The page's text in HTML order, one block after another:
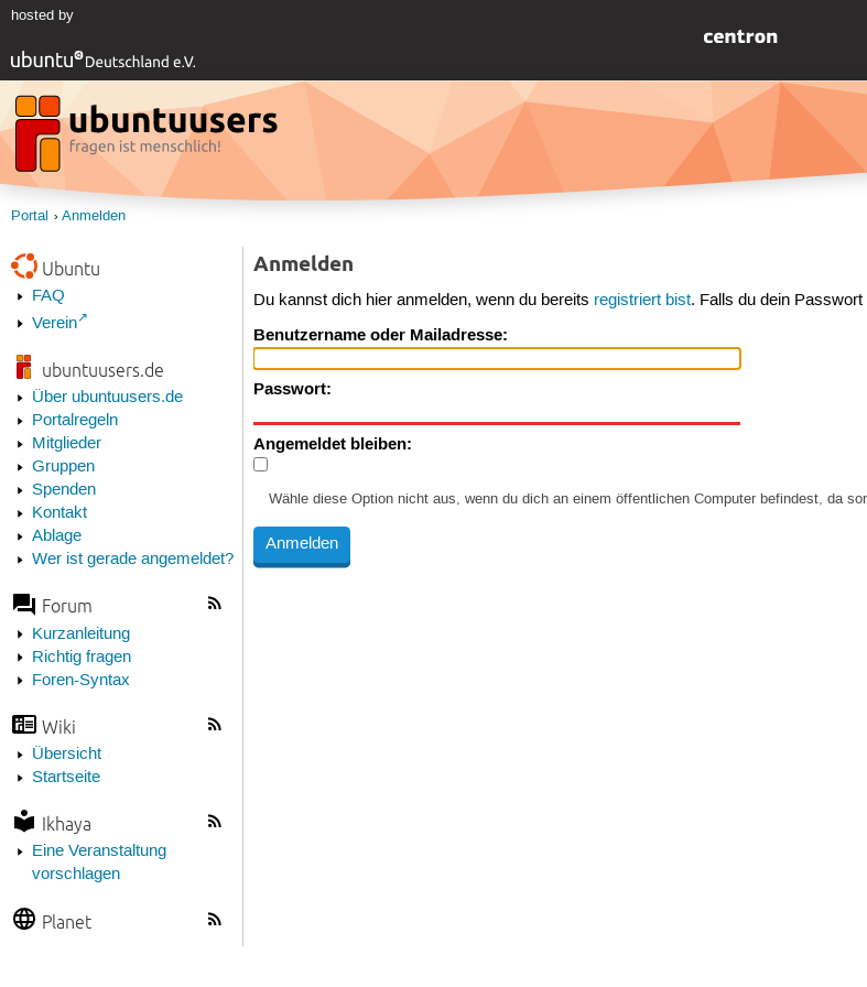
hosted by
Portal Anmelden
Ubuntu
FAQ
Verein
ubuntuusers.de
Über ubuntuusers.de
Portalregeln
Mitglieder
Gruppen
Spenden
Kontakt
Ablage
Wer ist gerade angemeldet?
Forum
Kurzanleitung
Richtig fragen
Foren-Syntax
Wiki
Übersicht
Startseite
Ikhaya
Eine Veranstaltung
vorschlagen
Planet
Anmelden
Du kannst dich hier anmelden, wenn du bereits registriert bist. Falls du dein
Benutzername oder Mailadresse:
Passwort:
Angemeldet bleiben:
Wähle diese Option nicht aus, wenn du dich an einem öffentlichen Computer befindest, da